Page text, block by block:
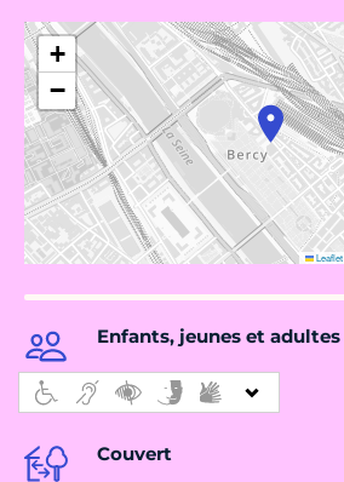
+
−
Leaflet
Enfants, jeunes et adultes
Couvert